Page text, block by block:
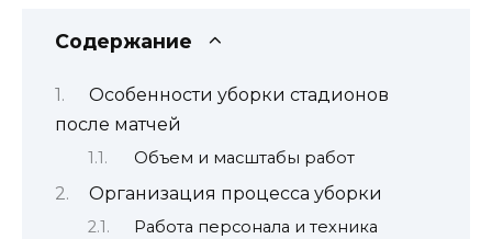
Содержание
Особенности уборки стадионов
после матчей
Объем и масштабы работ
Организация процесса уборки
Работа персонала и техника